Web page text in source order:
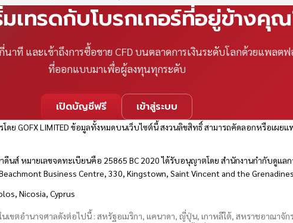
เทรดกับโบรกเกอร์ที่อยู่ข้างคุ
าที และเข้าถึงการซื้อขาย CFD บนตลาดการเงินระดับโลกด้วยแพลตฟ
ที่ออกแบบมาเพื่อผู้ลงทุนทุกระดับ
เปิดบัญชีฟรี เข้าสู่ระบบ
ดย GOFX LIMITED ข้อมูลทั้งหมดบนเว็บไซต์นี้ สงวนลิขสิทธิ์ สามารถคัดลอกหรือเผ
นส์ หมายเลขจดทะเบียนคือ 25865 BC 2020 ได้รับอนุญาตโดย สำนักงานกำกับดูแล
Business Centre, 330, Kingstown, Saint Vincent and the Grenadines
Nicosia, Cyprus
ขตอำนาจศาลดังต่อไปนี้ : สหรัฐอเมริกา, แคนาดา, ญี่ปุ่น, เกาหลีใต้, สหราชอาณาจั